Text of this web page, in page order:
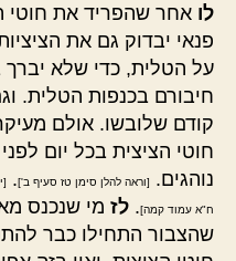
לו אחר שהפריד את חוטי
פנאי יבדוק גם את
על הטלית, כדי שלא
חיבורם בכנפות הטלית.
קודם שלובשו. אולם
חוטי הציצית בכל יום
נוהגים.
[וראה להלן סימן טז סעיף ב'].
ח"א עמוד קמה]. לז מי שנכנס
שהצבור התחילו כבר